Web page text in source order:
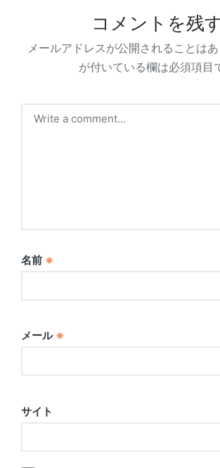
コメントを残
メールアドレスが公開されることはあ
が付いている欄は必須項目
名前 ※
メール ※
サイト